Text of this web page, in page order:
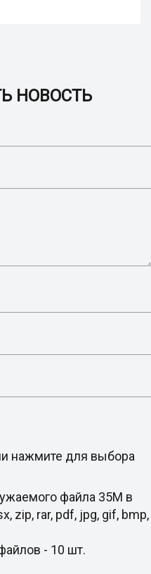
НОВОСТЬ
нажмите для выбора
файла 35M в
zip, rar, pdf, jpg, gif, bmp,
- 10 шт.